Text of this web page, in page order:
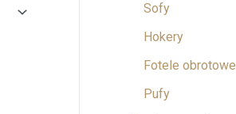
Sofy
Hokery
Fotele obrotowe
Pufy